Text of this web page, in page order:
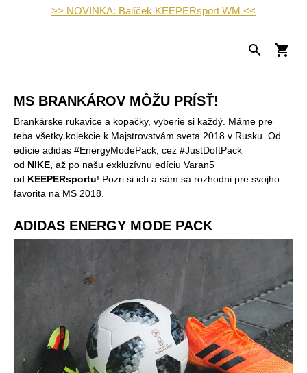
>> NOVINKA: Balíček KEEPERsport WM <<
MS BRANKÁROV MÔŽU PRÍSŤ!
Brankárske rukavice a kopačky, vyberie si každý. Máme pre
teba všetky kolekcie k Majstrovstvám sveta 2018 v Rusku. Od
edície adidas #EnergyModePack, cez #JustDoItPack
od NIKE, až po našu exkluzívnu edíciu Varan5
od KEEPERsportu! Pozri si ich a sám sa rozhodni pre svojho
favorita na MS 2018.
ADIDAS ENERGY MODE PACK